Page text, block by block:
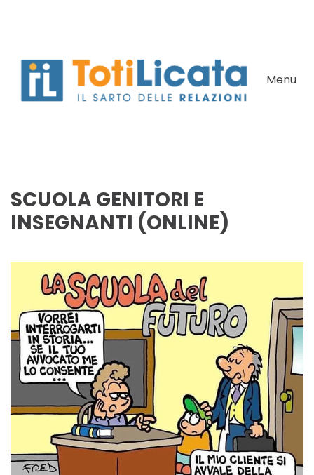
Menu
SCUOLA GENITORI E
INSEGNANTI (ONLINE)